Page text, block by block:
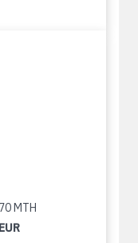
MTH